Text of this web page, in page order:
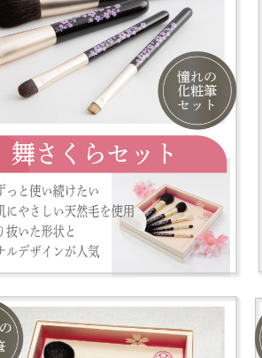
容をご確認くださいませ。
くら堂KYOTOの商品（さくら筆・熊野監修
クションサイト等で転売されている事案が多
店の画像や説明文等も無許可で使用されてい
び当店運営サイト以外でのご購入の際は、シ
業者名等を確認し、
がある場合は、ご購入前に当店までお問合せ
ト等で購入した商品に関するトラブルは当店
うお願い申し上げます。
営しているオンラインショップは、以下の店
さくら堂KYOTO 公式オンラインショップ
さくら堂KYOTO Amazon ショップ
るさと納税サイト
お問合せは、こちらまでご連絡くださいませ。